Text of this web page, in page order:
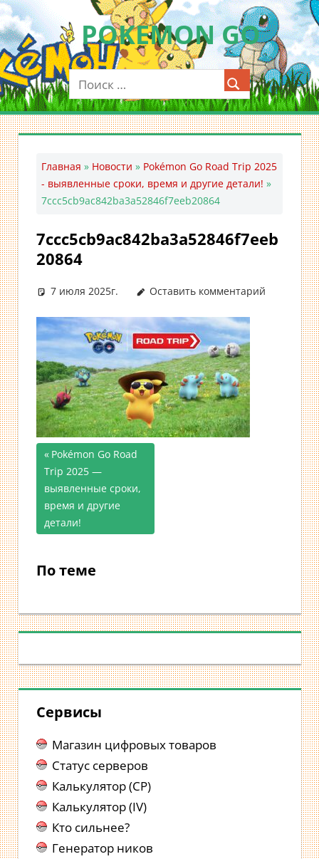
Перейти
к
содержимомуPOKEMON GO
Мобильное
приложение
для
ловли
Главная » Новости » Pokémon Go Road Trip 2025
- выявленные сроки, время и другие детали! »
7ccc5cb9ac842ba3a52846f7eeb20864
7ccc5cb9ac842ba3a52846f7eeb
20864
7 июля 2025г. Оставить комментарий
Навигация
по
записям
Предыдущая
запись;
Pokémon Go Road
Trip 2025 —
выявленные сроки,
время и другие
детали!
По теме
Сервисы
Магазин цифровых товаров
Статус серверов
Калькулятор (CP)
Калькулятор (IV)
Кто сильнее?
Генератор ников